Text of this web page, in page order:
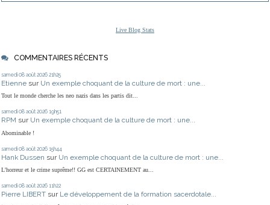
Live Blog Stats
COMMENTAIRES RÉCENTS
samedi 08 août 2026 21h25
Etienne sur Un exemple choquant de la culture de mort : une...
Tout le monde cherche les neo nazis dans les partis dit...
samedi 08 août 2026 19h51
RPM sur Un exemple choquant de la culture de mort : une...
Abominable !
samedi 08 août 2026 15h44
Hank Dussen sur Un exemple choquant de la culture de mort : une...
L'horreur et le crime suprême!! GG est CERTAINEMENT au...
samedi 08 août 2026 11h22
Pierre LIBERT sur Le développement de la formation sacerdotale...